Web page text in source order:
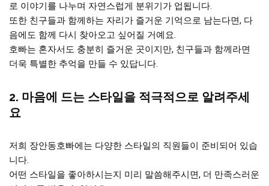
로 이야기를 나누며 자연스럽게 분위기가 업됩니다.
또한 친구들과 함께하는 자리가 즐거운 기억으로 남는다면, 다
음에도 함께 다시 찾아오고 싶어질 거예요.
호빠는 혼자서도 충분히 즐거운 곳이지만, 친구들과 함께라면
더욱 특별한 추억을 만들 수 있답니다.
2. 마음에 드는 스타일을 적극적으로 알려주세
요
저희 장안동호빠에는 다양한 스타일의 직원들이 준비되어 있습
니다.
어떤 스타일을 좋아하시는지 미리 말씀해주시면, 더 만족스러운